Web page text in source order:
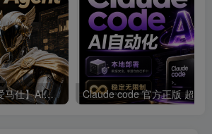
Hermes-Agent【爱马仕】AI自动化部署【会员免费领取安装包】